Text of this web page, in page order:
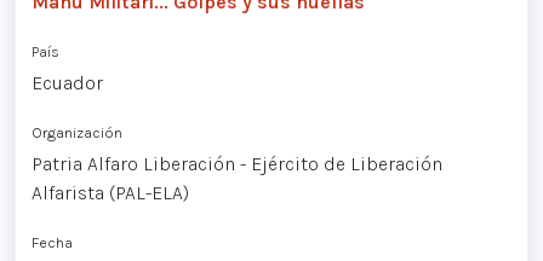
País
Ecuador
Organización
Patria Alfaro Liberación - Ejército de Liberación
Alfarista (PAL-ELA)
Fecha